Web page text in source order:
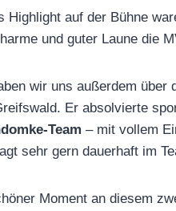
Highlight auf der Bühne
und guter Laune die
wir uns außerdem über
Er absolvierte
Team – mit vollem
sehr gern dauerhaft im
Moment an diesem